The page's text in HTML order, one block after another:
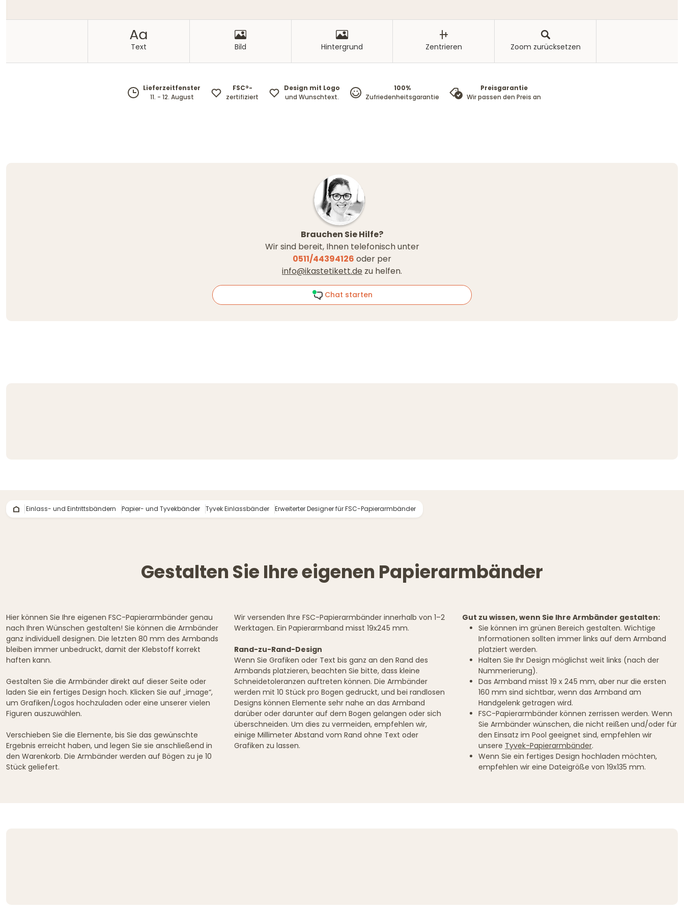
Text Bild Hintergrund Zentrieren Zoom zurücksetzen
Lieferzeitfenster
11. - 12. August
FSC®-
zertifiziert
Design mit Logo
und Wunschtext.
100%
Zufriedenheitsgarantie
Preisgarantie
Wir passen den Preis an
Brauchen Sie Hilfe?
Wir sind bereit, Ihnen telefonisch unter
0511/44394126 oder per
info@ikastetikett.de zu helfen.
Chat starten
Einlass- und Eintrittsbändern Papier- und Tyvekbänder Tyvek Einlassbänder Erweiterter Designer für FSC-Papierarmbänder
Gestalten Sie Ihre eigenen Papierarmbänder
Hier können Sie Ihre eigenen FSC-Papierarmbänder genau
nach Ihren Wünschen gestalten! Sie können die Armbänder
ganz individuell designen. Die letzten 80 mm des Armbands
bleiben immer unbedruckt, damit der Klebstoff korrekt
haften kann.
Gestalten Sie die Armbänder direkt auf dieser Seite oder
laden Sie ein fertiges Design hoch. Klicken Sie auf „image“,
um Grafiken/Logos hochzuladen oder eine unserer vielen
Figuren auszuwählen.
Verschieben Sie die Elemente, bis Sie das gewünschte
Ergebnis erreicht haben, und legen Sie sie anschließend in
den Warenkorb. Die Armbänder werden auf Bögen zu je 10
Stück geliefert.
Wir versenden Ihre FSC-Papierarmbänder innerhalb von 1–2
Werktagen. Ein Papierarmband misst 19x245 mm.
Rand-zu-Rand-Design
Wenn Sie Grafiken oder Text bis ganz an den Rand des
Armbands platzieren, beachten Sie bitte, dass kleine
Schneidetoleranzen auftreten können. Die Armbänder
werden mit 10 Stück pro Bogen gedruckt, und bei randlosen
Designs können Elemente sehr nahe an das Armband
darüber oder darunter auf dem Bogen gelangen oder sich
überschneiden. Um dies zu vermeiden, empfehlen wir,
einige Millimeter Abstand vom Rand ohne Text oder
Grafiken zu lassen.
Gut zu wissen, wenn Sie Ihre Armbänder gestalten:
Sie können im grünen Bereich gestalten. Wichtige
Informationen sollten immer links auf dem Armband
platziert werden.
Halten Sie Ihr Design möglichst weit links (nach der
Nummerierung).
Das Armband misst 19 x 245 mm, aber nur die ersten
160 mm sind sichtbar, wenn das Armband am
Handgelenk getragen wird.
FSC-Papierarmbänder können zerrissen werden. Wenn
Sie Armbänder wünschen, die nicht reißen und/oder für
den Einsatz im Pool geeignet sind, empfehlen wir
unsere Tyvek-Papierarmbänder.
Wenn Sie ein fertiges Design hochladen möchten,
empfehlen wir eine Dateigröße von 19x135 mm.